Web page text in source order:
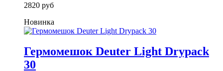
2820 руб
Новинка
Гермомешок Deuter Light Drypack
30